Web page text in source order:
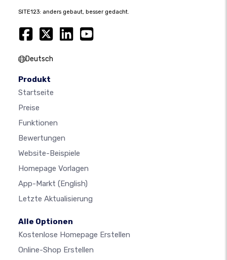
SITE123: anders gebaut, besser gedacht.
Deutsch
Produkt
Startseite
Preise
Funktionen
Bewertungen
Website-Beispiele
Homepage Vorlagen
App-Markt (English)
Letzte Aktualisierung
Alle Optionen
Kostenlose Homepage Erstellen
Online-Shop Erstellen